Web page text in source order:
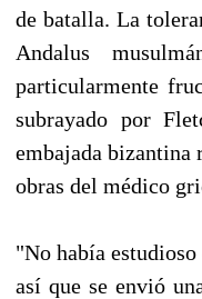
de batalla. La
Andalus
particularmente
subrayado por
embajada bizantina
obras del médico
"No había estudioso
así que se envió